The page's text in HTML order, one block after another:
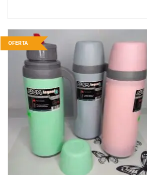
OFERTA